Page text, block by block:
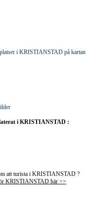
i KRISTIANSTAD på kartan
i KRISTIANSTAD :
att turista i KRISTIANSTAD ?
KRISTIANSTAD här >>